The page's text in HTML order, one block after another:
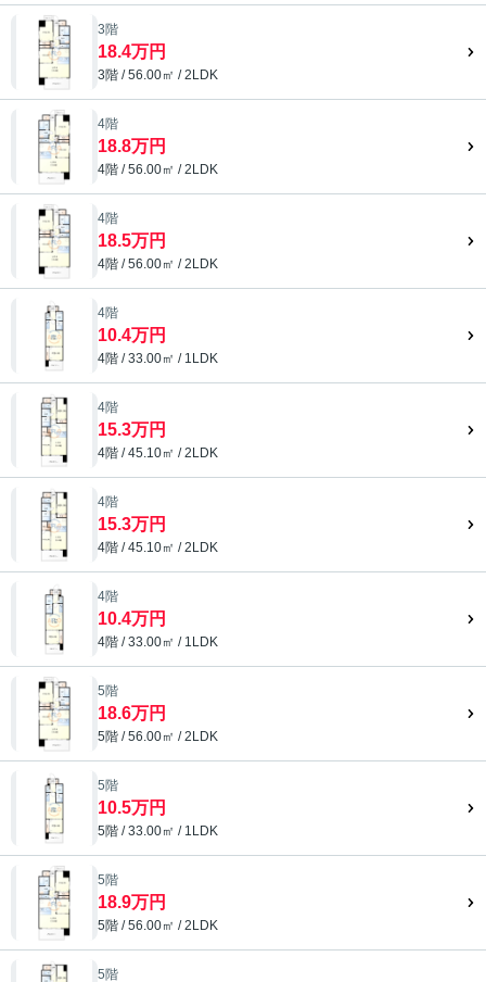
3階
18.4万円
3階 / 56.00㎡ / 2LDK
4階
18.8万円
4階 / 56.00㎡ / 2LDK
4階
18.5万円
4階 / 56.00㎡ / 2LDK
4階
10.4万円
4階 / 33.00㎡ / 1LDK
4階
15.3万円
4階 / 45.10㎡ / 2LDK
4階
15.3万円
4階 / 45.10㎡ / 2LDK
4階
10.4万円
4階 / 33.00㎡ / 1LDK
5階
18.6万円
5階 / 56.00㎡ / 2LDK
5階
10.5万円
5階 / 33.00㎡ / 1LDK
5階
18.9万円
5階 / 56.00㎡ / 2LDK
5階